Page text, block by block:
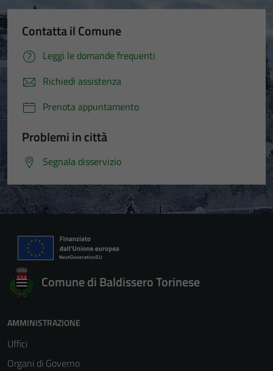
Contatta il Comune
Leggi le domande frequenti
Richiedi assistenza
Prenota appuntamento
Problemi in città
Segnala disservizio
Comune di Baldissero Torinese
AMMINISTRAZIONE
Uffici
Organi di Governo